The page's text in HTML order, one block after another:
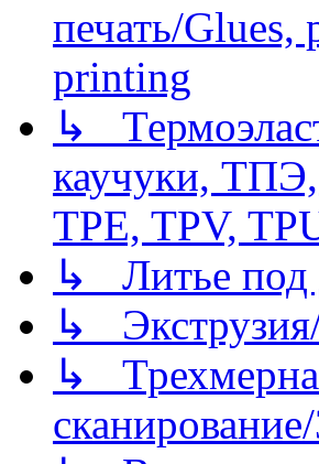
печать/
printing
↳
каучуки, ТПЭ,
TPE, TPV,
↳ Литье под
↳
↳